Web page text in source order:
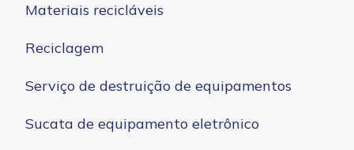
Materiais recicláveis
Reciclagem
Serviço de destruição de equipamentos
Sucata de equipamento eletrônico